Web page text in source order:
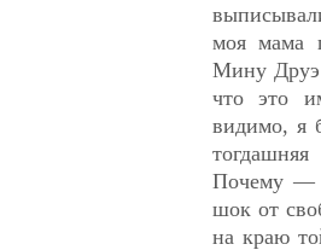
моя мама
Мину Друэ
что это
видимо, я
Почему —
шок от
на краю